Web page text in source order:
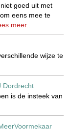
goed uit met
eens mee te
meer..
wijze te
Dordrecht
is de insteek van